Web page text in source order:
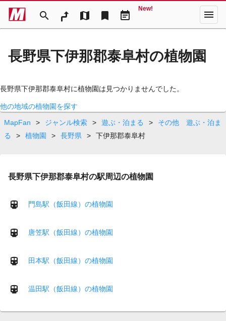
search map bookmark event_note
New! menu
長野県下伊那郡泰阜村の植物園
長野県下伊那郡泰阜村に植物園は見つかりませんでした。
他の地域の植物園を探す
MapFan
> ジャンル検索 > 遊ぶ・泊まる >
その他 遊ぶ・泊ま
る
> 植物園 > 長野県 > 下伊那郡泰阜村
長野県下伊那郡泰阜村の駅周辺の植物園
門島駅（飯田線）の植物園
唐笠駅（飯田線）の植物園
田本駅（飯田線）の植物園
温田駅（飯田線）の植物園